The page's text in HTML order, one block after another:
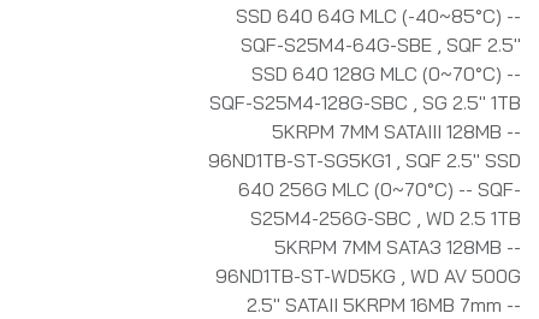
SSD 640 64G MLC (-40~85°C) --
SQF-S25M4-64G-SBE SQF 2.5"
SSD 640 128G MLC (0~70°C) --
SQF-S25M4-128G-SBC
SG 2.5" 1TB
5KRPM 7MM SATAIII 128MB --
96ND1TB-ST-SG5KG1
SQF 2.5" SSD
640 256G MLC (0~70°C) -- SQF-
S25M4-256G-SBC
WD 2.5 1TB
5KRPM 7MM SATA3 128MB --
96ND1TB-ST-WD5KG
WD AV 500G
2.5" SATAII 5KRPM 16MB 7mm --